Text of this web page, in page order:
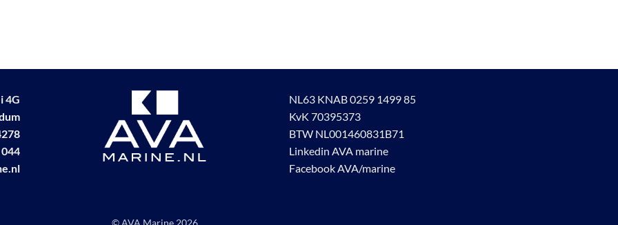
4G
NL63 KNAB 0259 1499 85
KvK 70395373
BTW NL001460831B71
Linkedin AVA marine
Facebook AVA/marine
© AVA Marine 2026